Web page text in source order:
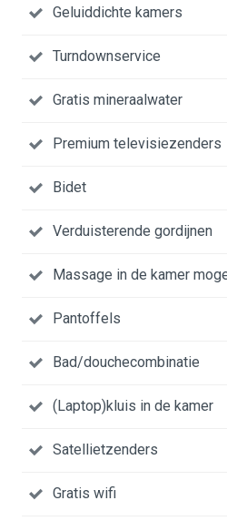
Geluiddichte kamers
Turndownservice
Gratis mineraalwater
Premium televisiezenders
Bidet
Verduisterende gordijnen
Massage in de kamer
Pantoffels
Bad/douchecombinatie
(Laptop)kluis in de kamer
Satellietzenders
Gratis wifi